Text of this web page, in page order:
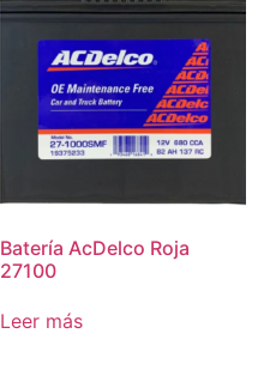
Batería AcDelco Roja
27100
Leer más